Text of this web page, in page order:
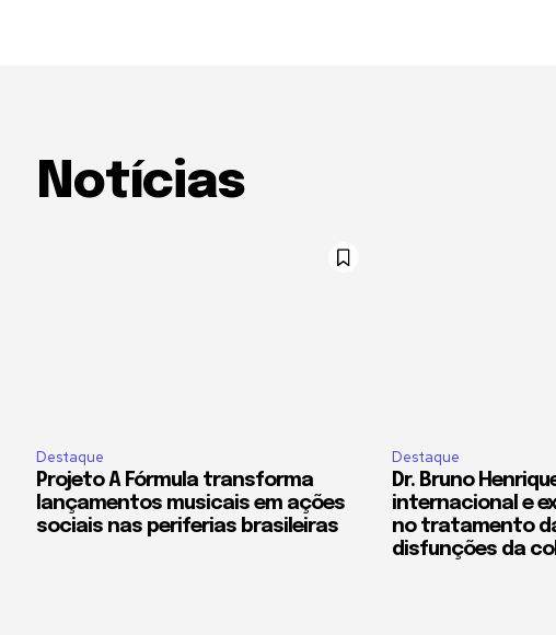
Notícias
Destaque
Projeto A Fórmula transforma
lançamentos musicais em ações
sociais nas periferias brasileiras
Destaque
Dr. Bruno
internacional e
no tratamento
disfunções da